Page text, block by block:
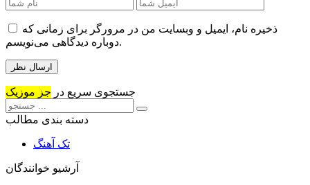
ذخیره نام، ایمیل و وبسایت من در مرورگر برای زمانی که
دوباره دیدگاهی می‌نویسم.
جستجوی سریع در جز موزیک
دسته بندی مطالب
تک آهنگ
آرشیو خوانندگان